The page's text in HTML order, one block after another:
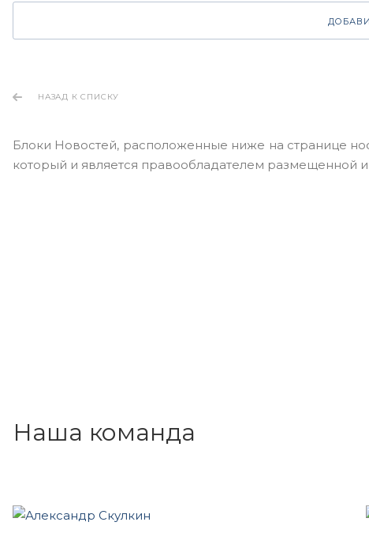
НАЗАД К СПИСКУ
Блоки Новостей, расположенные ниже на странице
который и является правообладателем размещенной
Наша команда